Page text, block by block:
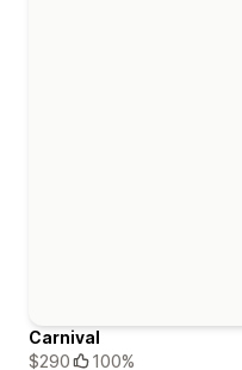
Carnival
$290
100%